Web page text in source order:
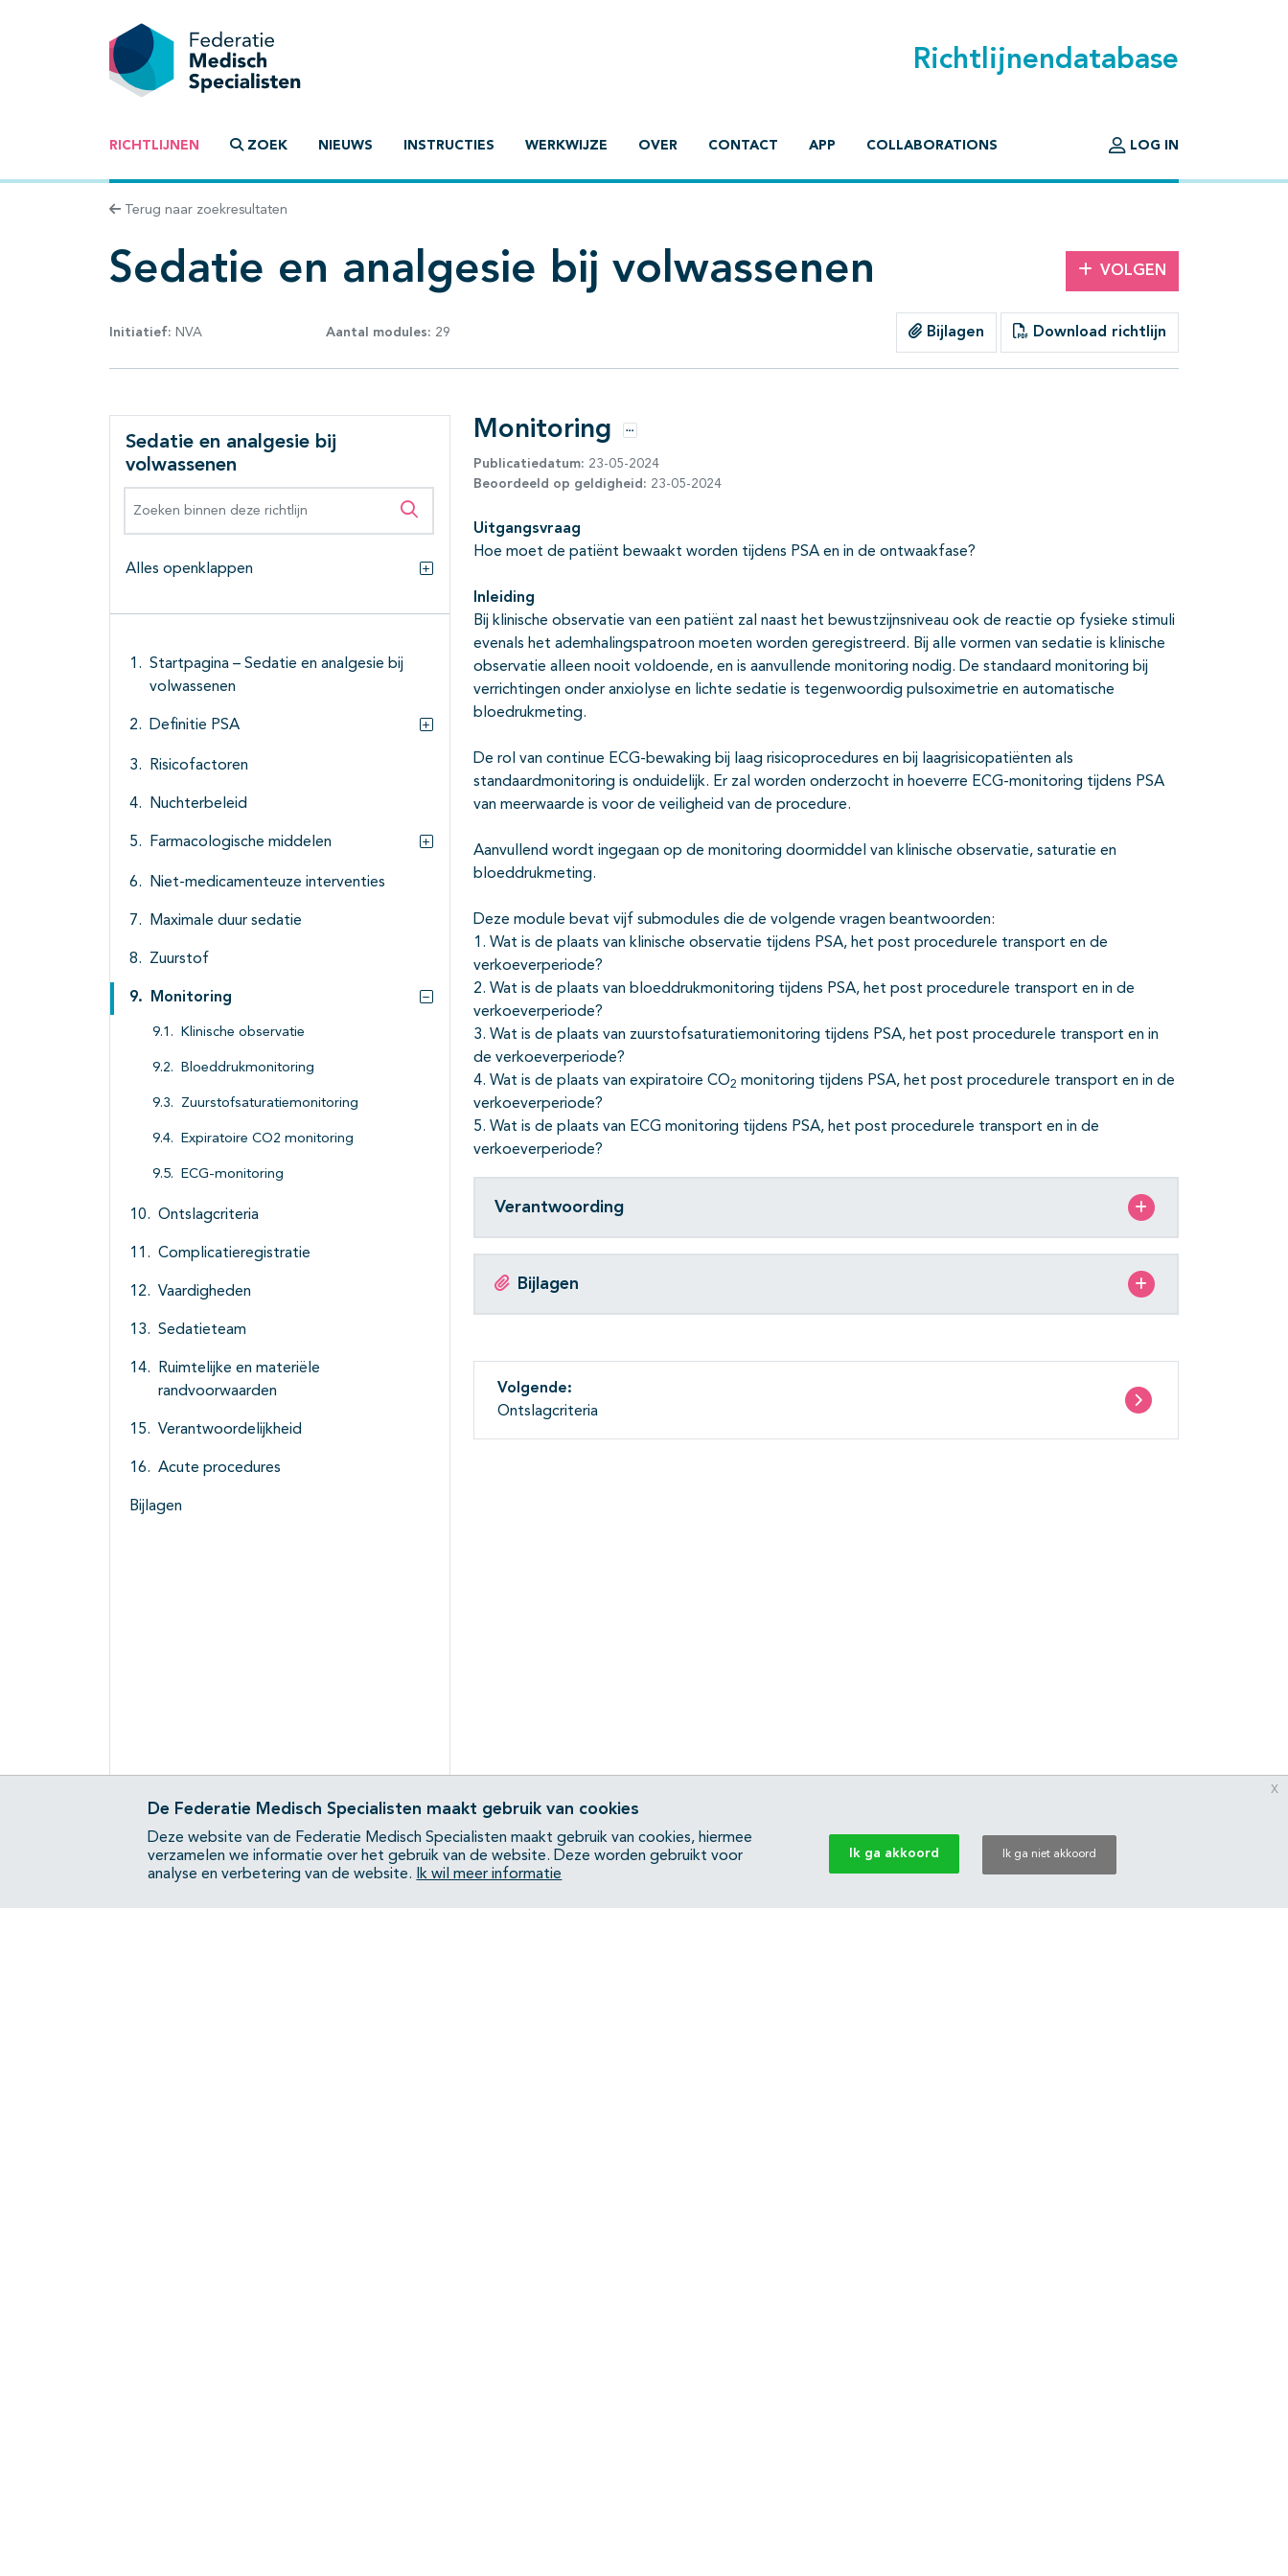
Richtlijnendatabase
RICHTLIJNEN ZOEK NIEUWS INSTRUCTIES WERKWIJZE OVER CONTACT APP COLLABORATIONS LOG IN
Terug naar zoekresultaten
Sedatie en analgesie bij volwassenen VOLGEN
Initiatief: NVA Aantal modules: 29 Bijlagen Download richtlijn
Sedatie en analgesie bij
volwassenen
Zoeken binnen deze richtlijn
Alles openklappen
Alles openklappen
Startpagina – Sedatie en analgesie bij
volwassenen
Definitie PSA
Subpagina's open- en dichtklappen
Risicofactoren
Nuchterbeleid
Farmacologische middelen
Subpagina's open- en dichtklappen
Niet-medicamenteuze interventies
Maximale duur sedatie
Zuurstof
Monitoring
Subpagina's open- en dichtklappen
Klinische observatie
Bloeddrukmonitoring
Zuurstofsaturatiemonitoring
Expiratoire CO2 monitoring
ECG-monitoring
Ontslagcriteria
Complicatieregistratie
Vaardigheden
Sedatieteam
Ruimtelijke en materiële
randvoorwaarden
Verantwoordelijkheid
Acute procedures
Bijlagen
Monitoring Opties
Publicatiedatum: 23-05-2024
Beoordeeld op geldigheid: 23-05-2024
Uitgangsvraag
Hoe moet de patiënt bewaakt worden tijdens PSA en in de ontwaakfase?
Inleiding
Bij klinische observatie van een patiënt zal naast het bewustzijnsniveau ook de reactie op fysieke stimuli
evenals het ademhalingspatroon moeten worden geregistreerd. Bij alle vormen van sedatie is klinische
observatie alleen nooit voldoende, en is aanvullende monitoring nodig. De standaard monitoring bij
verrichtingen onder anxiolyse en lichte sedatie is tegenwoordig pulsoximetrie en automatische
bloedrukmeting.
De rol van continue ECG-bewaking bij laag risicoprocedures en bij laagrisicopatiënten als
standaardmonitoring is onduidelijk. Er zal worden onderzocht in hoeverre ECG-monitoring tijdens PSA
van meerwaarde is voor de veiligheid van de procedure.
Aanvullend wordt ingegaan op de monitoring doormiddel van klinische observatie, saturatie en
bloeddrukmeting.
Deze module bevat vijf submodules die de volgende vragen beantwoorden:
1. Wat is de plaats van klinische observatie tijdens PSA, het post procedurele transport en de
verkoeverperiode?
2. Wat is de plaats van bloeddrukmonitoring tijdens PSA, het post procedurele transport en in de
verkoeverperiode?
3. Wat is de plaats van zuurstofsaturatiemonitoring tijdens PSA, het post procedurele transport en in
de verkoeverperiode?
4. Wat is de plaats van expiratoire CO2 monitoring tijdens PSA, het post procedurele transport en in de
verkoeverperiode?
5. Wat is de plaats van ECG monitoring tijdens PSA, het post procedurele transport en in de
verkoeverperiode?
Verantwoording
Bijlagen
Volgende:
Ontslagcriteria
De Federatie Medisch Specialisten maakt gebruik van cookies
Deze website van de Federatie Medisch Specialisten maakt gebruik van cookies, hiermee
verzamelen we informatie over het gebruik van de website. Deze worden gebruikt voor
analyse en verbetering van de website.
Ik wil meer informatie
Ik ga akkoord Ik ga niet akkoord
x